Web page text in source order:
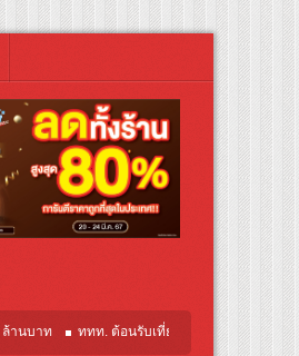
ททท. ต้อนรับเที่ยวบินปฐมฤกษ์สายการบิน